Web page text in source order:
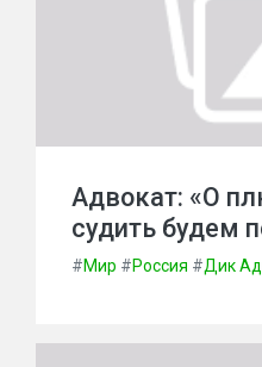
Адвокат: «О
судить будем
#Мир #Россия #Дик